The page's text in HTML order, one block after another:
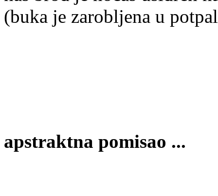
(buka je zarobljena u
apstraktna pomisao ...